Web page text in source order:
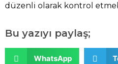
düzenli olarak kontrol
Bu yazıyı paylaş;
WhatsApp